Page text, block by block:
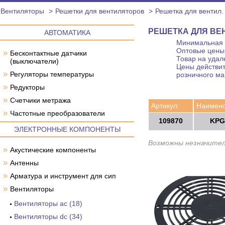
Вентиляторы Решетки для вентиляторов Решетка для
АВТОМАТИКА
» Бесконтактные датчики
(выключатели)
» Регуляторы температуры
» Редукторы
» Счетчики метража
» Частотные преобразователи
ЭЛЕКТРОННЫЕ КОМПОНЕНТЫ
» Акустические компоненты
» Антенны
» Арматура и инструмент для сип
» Вентиляторы
Вентиляторы ac (18)
Вентиляторы dc (34)
РЕШЕТКА ДЛЯ
Минимальная
Оптовые цены
Товар на
Цены
розничного
Артикул:
109870
Возможны